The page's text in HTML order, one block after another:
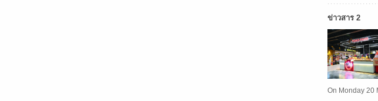
ข่าวสาร 2
On Monday 20